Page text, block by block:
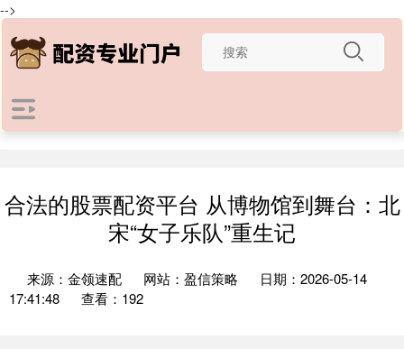
-->
合法的股票配资平台 从博物馆到舞台：北
宋“女子乐队”重生记
来源：金领速配 网站：盈信策略
日期：2026-05-14
17:41:48
查看：192